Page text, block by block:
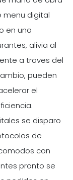
menu digital
en una
alivia al
a traves del
pueden
el
se disparo
de
con
pronto se